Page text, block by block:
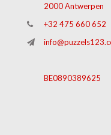
2000 Antwerpen
+32 475 660 652
BE0890389625